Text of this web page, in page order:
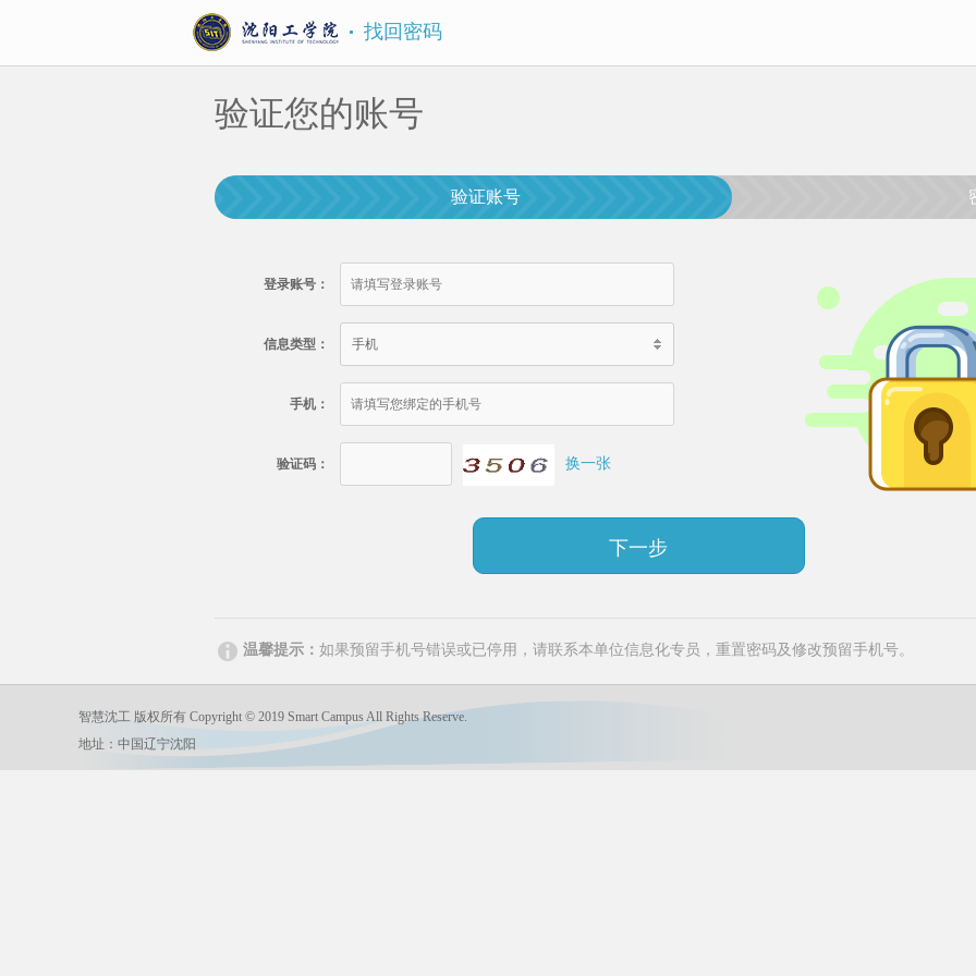
找回密码
验证您的账号
验证账号
登录账号：
信息类型： 手机
手机：
验证码： 换一张
下一步
温馨提示： 如果预留手机号错误或已停用，请联系本单位信息化专员，重置密码及修改预留手机号。
智慧沈工 版权所有 Copyright © 2019 Smart Campus All Rights Reserve.
地址：中国辽宁沈阳